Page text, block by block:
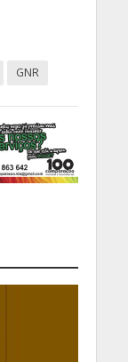
GNR